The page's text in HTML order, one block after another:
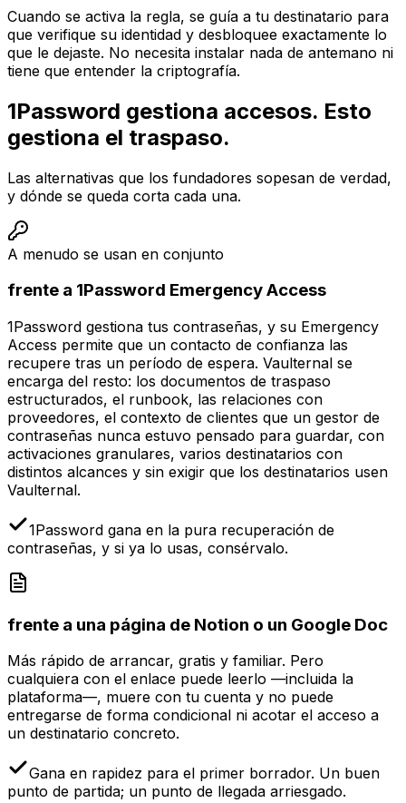
Cuando se activa la regla, se guía a tu destinatario para
que verifique su identidad y desbloquee exactamente lo
que le dejaste. No necesita instalar nada de antemano ni
tiene que entender la criptografía.
1Password gestiona accesos. Esto
gestiona el traspaso.
Las alternativas que los fundadores sopesan de verdad,
y dónde se queda corta cada una.
A menudo se usan en conjunto
frente a 1Password Emergency Access
1Password gestiona tus contraseñas, y su Emergency
Access permite que un contacto de confianza las
recupere tras un período de espera. Vaulternal se
encarga del resto: los documentos de traspaso
estructurados, el runbook, las relaciones con
proveedores, el contexto de clientes que un gestor de
contraseñas nunca estuvo pensado para guardar, con
activaciones granulares, varios destinatarios con
distintos alcances y sin exigir que los destinatarios usen
Vaulternal.
1Password gana en la pura recuperación de
contraseñas, y si ya lo usas, consérvalo.
frente a una página de Notion o un Google Doc
Más rápido de arrancar, gratis y familiar. Pero
cualquiera con el enlace puede leerlo —incluida la
plataforma—, muere con tu cuenta y no puede
entregarse de forma condicional ni acotar el acceso a
un destinatario concreto.
Gana en rapidez para el primer borrador. Un buen
punto de partida; un punto de llegada arriesgado.